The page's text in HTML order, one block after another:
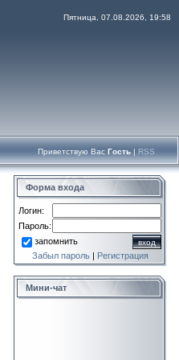
Пятница, 07.08.2026, 19:58
Приветствую Вас Гость | RSS
Форма входа
Логин:
Пароль:
запомнить
Забыл пароль| Регистрация
Мини-чат